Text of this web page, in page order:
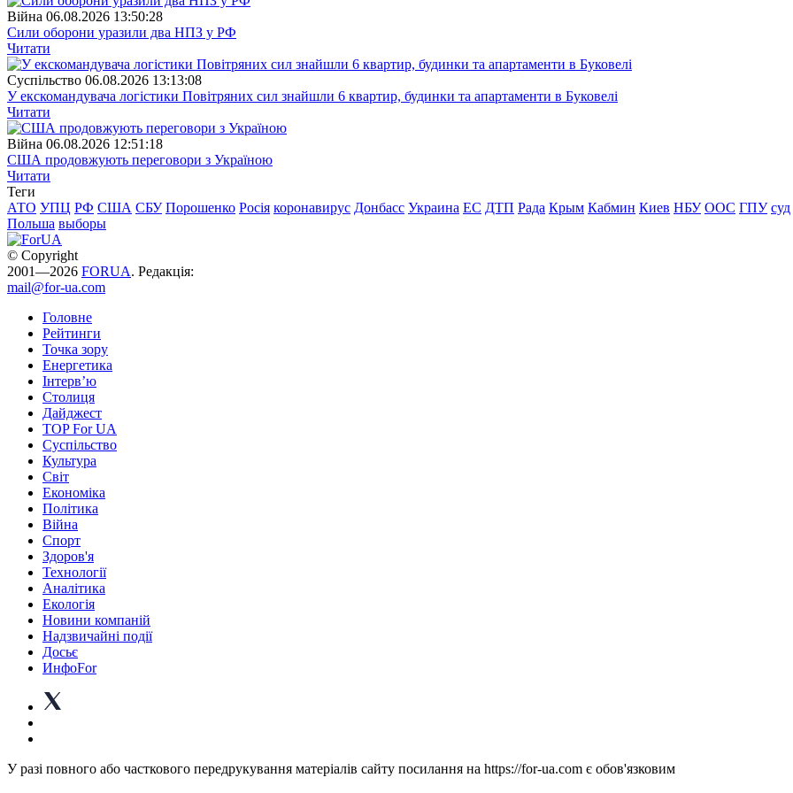
Війна 06.08.2026 13:50:28
Сили оборони уразили два НПЗ у РФ
Читати
Суспiльство 06.08.2026 13:13:08
У екскомандувача логістики Повітряних сил знайшли 6 квартир, будинки та апартаменти в Буковелі
Читати
Війна 06.08.2026 12:51:18
США продовжують переговори з Україною
Читати
Теги
АТО УПЦ РФ США СБУ Порошенко Росія коронавирус Донбасс Украина ЕС ДТП Рада Крым Кабмин Киев НБУ ООС ГПУ суд
Польша выборы
© Copyright
2001—2026 FORUA. Редакція:
mail@for-ua.com
Головне
Рейтинги
Точка зору
Енергетика
Інтерв’ю
Столиця
Дайджест
TOP For UA
Суспiльство
Культура
Світ
Економіка
Політика
Війна
Спорт
Здоров'я
Технології
Аналітика
Екологія
Новини компаній
Надзвичайні події
Досьє
ИнфоFor
У разі повного або часткового передрукування матеріалів сайту посилання на https://for-ua.com є обов'язковим